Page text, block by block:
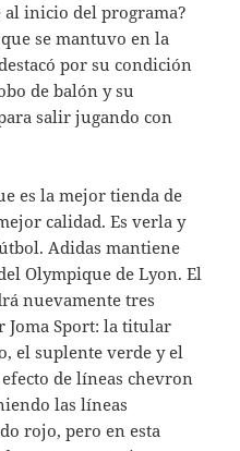
inicio del programa?
se mantuvo en la
por su condición
de balón y su
salir jugando con
es la mejor tienda de
calidad. Es verla y
Adidas mantiene
Olympique de Lyon. El
nuevamente tres
Joma Sport: la titular
el suplente verde y el
de líneas chevron
las líneas
rojo, pero en esta